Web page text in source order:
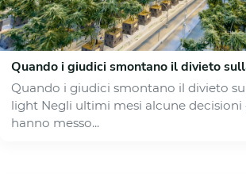
Quando i giudici smontano il divieto
Quando i giudici smontano il divieto
light Negli ultimi mesi alcune decisioni
hanno messo...